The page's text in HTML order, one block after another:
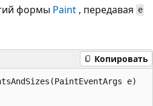
формы Paint , передавая e
Копировать
e)